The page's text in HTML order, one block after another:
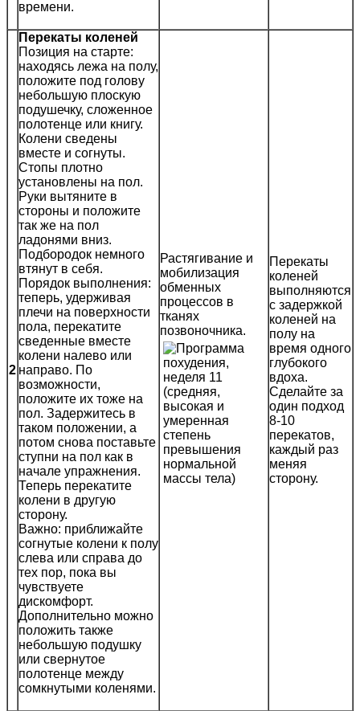
времени.
2
Перекаты коленей
Позиция на старте:
находясь лежа на полу,
положите под голову
небольшую плоскую
подушечку, сложенное
полотенце или книгу.
Колени сведены
вместе и согнуты.
Стопы плотно
установлены на пол.
Руки вытяните в
стороны и положите
так же на пол
ладонями вниз.
Подбородок немного
втянут в себя.
Порядок выполнения:
теперь, удерживая
плечи на поверхности
пола, перекатите
сведенные вместе
колени налево или
направо. По
возможности,
положите их тоже на
пол. Задержитесь в
таком положении, а
потом снова поставьте
ступни на пол как в
начале упражнения.
Теперь перекатите
колени в другую
сторону.
Важно: приближайте
согнутые колени к полу
слева или справа до
тех пор, пока вы
чувствуете
дискомфорт.
Дополнительно можно
положить также
небольшую подушку
или свернутое
полотенце между
сомкнутыми коленями.
Растягивание и
мобилизация
обменных
процессов в
тканях
позвоночника.
Перекаты
коленей
выполняются
с задержкой
коленей на
полу на
время одного
глубокого
вдоха.
Сделайте за
один подход
8-10
перекатов,
каждый раз
меняя
сторону.